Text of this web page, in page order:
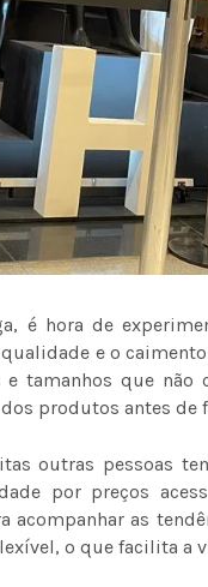
é hora de
e o
tamanhos que não
produtos antes de
outras pessoas
por preços
acompanhar as
o que facilita a